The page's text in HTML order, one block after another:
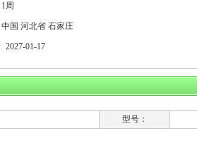
1周
中国 河北省 石家庄
2027-01-17
型号：